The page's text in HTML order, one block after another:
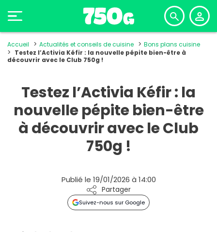
Accueil Actualités et conseils de cuisine
Bons plans cuisine
Testez l’Activia Kéfir : la nouvelle pépite bien-être à
découvrir avec le Club 750g !
Testez l’Activia Kéfir : la
nouvelle pépite bien-être
à découvrir avec le Club
750g !
Publié le 19/01/2026 à 14:00
Partager
Suivez-nous sur Google